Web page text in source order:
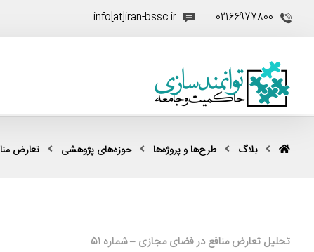
02166977800
info[at]iran-bssc.ir
بلاگ طرح‌ها و پروژه‌ها حوزه‌های پژوهشی تعارض
تحلیل تعارض منافع در فضای مجازی – شماره 51